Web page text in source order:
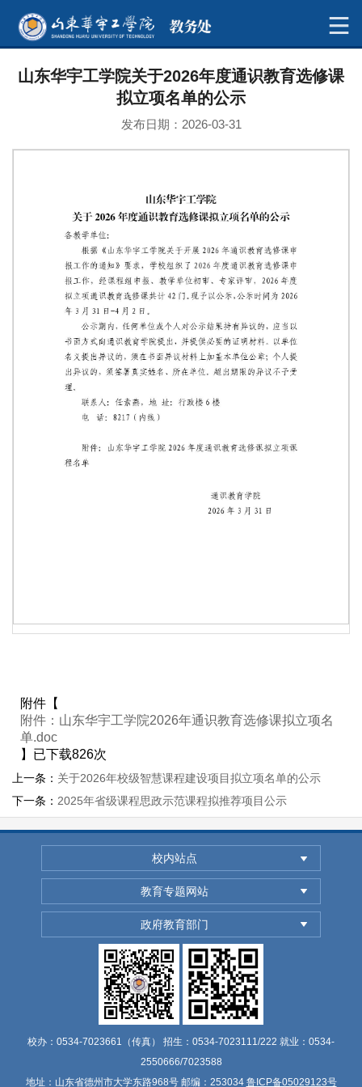
山东华宇工学院关于2026年度通识教育选修课
拟立项名单的公示
发布日期：2026-03-31
附件【
附件：山东华宇工学院2026年通识教育选修课拟立项名
单.doc
】已下载826次
上一条： 关于2026年校级智慧课程建设项目拟立项名单的公示
下一条： 2025年省级课程思政示范课程拟推荐项目公示
校内站点
教育专题网站
政府教育部门
校办：0534-7023661（传真） 招生：0534-7023111/222 就业：0534-
2550666/7023588
地址：山东省德州市大学东路968号 邮编：253034 鲁ICP备05029123号